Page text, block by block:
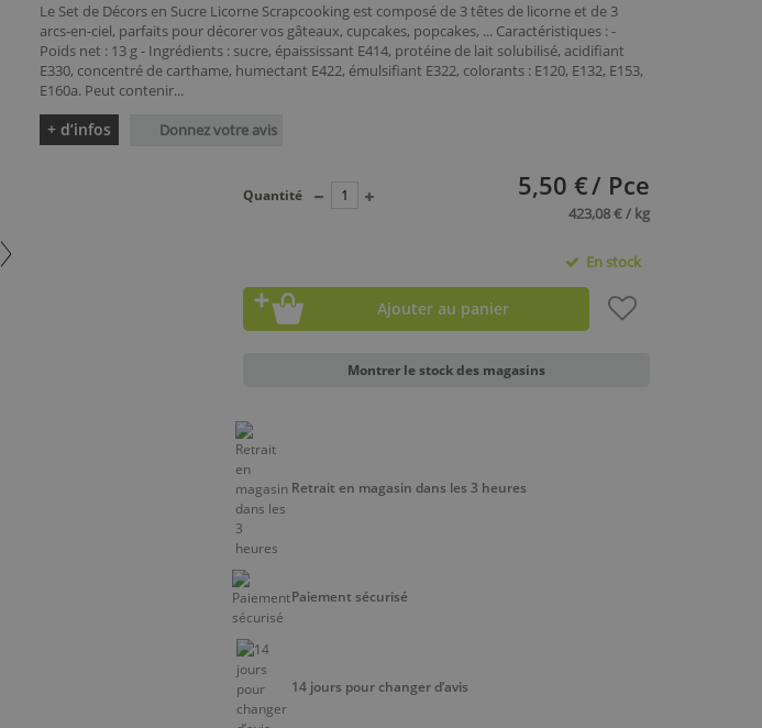
Le Set de Décors en Sucre Licorne Scrapcooking est composé de 3 têtes de licorne et de 3
arcs-en-ciel, parfaits pour décorer vos gâteaux, cupcakes, popcakes, ... Caractéristiques : -
Poids net : 13 g - Ingrédients : sucre, épaississant E414, protéine de lait solubilisé, acidifiant
E330, concentré de carthame, humectant E422, émulsifiant E322, colorants : E120, E132, E153,
E160a. Peut contenir...
+ d’infos Donnez votre avis
5,50 €/ Pce
423,08 € / kg
Quantité
En stock
Ajouter au panier
Montrer le stock des magasins
Retrait en magasin dans les 3 heures
Paiement sécurisé
14 jours pour changer d’avis